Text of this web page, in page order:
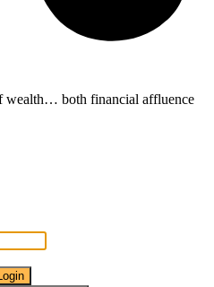
wealth… both financial affluence